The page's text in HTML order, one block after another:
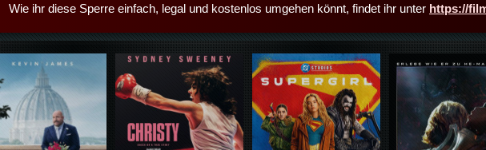
Wie ihr diese Sperre einfach, legal und kostenlos umgehen könnt, findet ihr unter https://
Details,Play Details,Play Details,Play Details,Play